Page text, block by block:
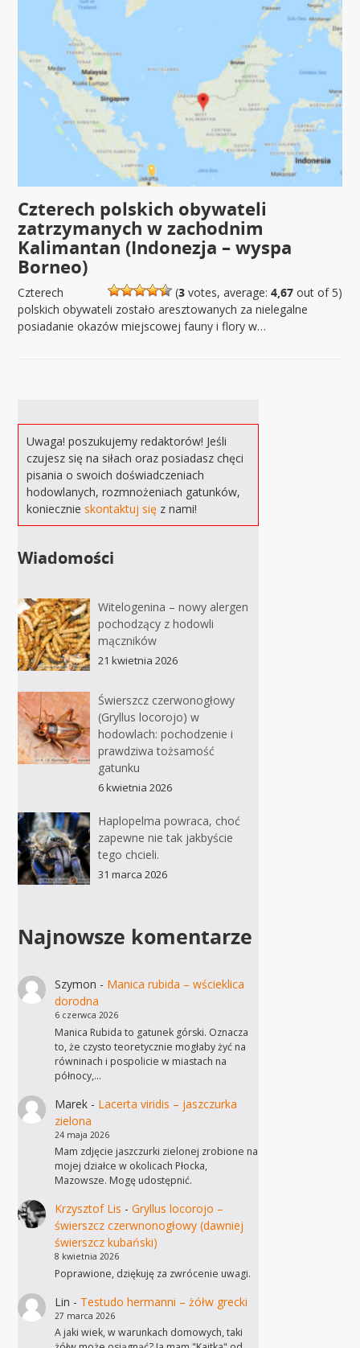
Czterech polskich obywateli
zatrzymanych w zachodnim
Kalimantan (Indonezja – wyspa
Borneo)
(3votes, average: 4,67out of 5)
Czterech
polskich obywateli zostało aresztowanych za nielegalne
posiadanie okazów miejscowej fauny i flory w…
Uwaga! poszukujemy redaktorów! Jeśli
czujesz się na siłach oraz posiadasz chęci
pisania o swoich doświadczeniach
hodowlanych, rozmnożeniach gatunków,
koniecznieskontaktuj się z nami!
Wiadomości
Witelogenina – nowy alergen
pochodzący z hodowli
mączników
21 kwietnia 2026
Świerszcz czerwonogłowy
(Gryllus locorojo) w
hodowlach: pochodzenie i
prawdziwa tożsamość
gatunku
6 kwietnia 2026
Haplopelma powraca, choć
zapewne nie tak jakbyście
tego chcieli.
31 marca 2026
Najnowsze komentarze
Szymon - Manica rubida – wścieklica
dorodna
6 czerwca 2026
Manica Rubida to gatunek górski. Oznacza
to, że czysto teoretycznie mogłaby żyć na
równinach i pospolicie w miastach na
północy,…
Marek- Lacerta viridis – jaszczurka
zielona
24 maja 2026
Mam zdjęcie jaszczurki zielonej zrobione na
mojej działce w okolicach Płocka,
Mazowsze. Mogę udostępnić.
Krzysztof Lis - Gryllus locorojo –
świerszcz czerwnonogłowy (dawniej
świerszcz kubański)
8 kwietnia 2026
Poprawione, dziękuję za zwrócenie uwagi.
Lin - Testudo hermanni – żółw grecki
27 marca 2026
A jaki wiek, w warunkach domowych, taki